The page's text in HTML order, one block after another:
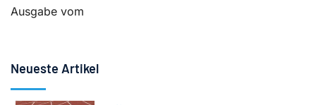
Ausgabe vom
Neueste Artikel